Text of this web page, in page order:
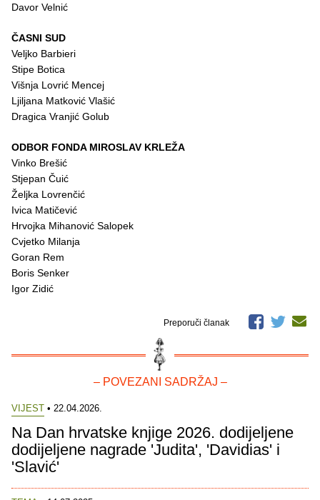
Davor Velnić
ČASNI SUD
Veljko Barbieri
Stipe Botica
Višnja Lovrić Mencej
Ljiljana Matković Vlašić
Dragica Vranjić Golub
ODBOR FONDA MIROSLAV KRLEŽA
Vinko Brešić
Stjepan Čuić
Željka Lovrenčić
Ivica Matičević
Hrvojka Mihanović Salopek
Cvjetko Milanja
Goran Rem
Boris Senker
Igor Zidić
Preporuči članak
– POVEZANI SADRŽAJ –
VIJEST • 22.04.2026.
Na Dan hrvatske knjige 2026. dodijeljene
dodijeljene nagrade 'Judita', 'Davidias' i
'Slavić'